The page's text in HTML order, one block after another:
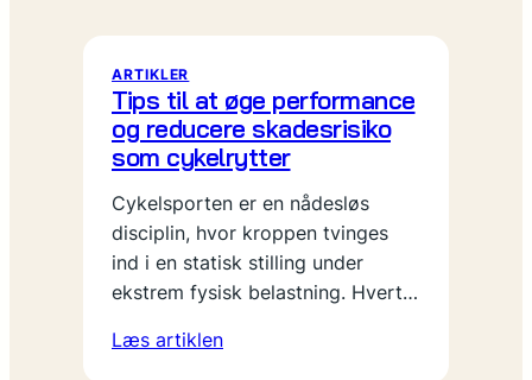
ARTIKLER
Tips til at øge performance
og reducere skadesrisiko
som cykelrytter
Cykelsporten er en nådesløs
disciplin, hvor kroppen tvinges
ind i en statisk stilling under
ekstrem fysisk belastning. Hvert…
Læs artiklen